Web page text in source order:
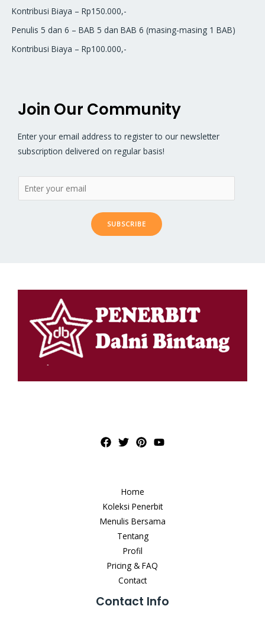
Kontribusi Biaya – Rp150.000,-
Penulis 5 dan 6 – BAB 5 dan BAB 6 (masing-masing 1 BAB)
Kontribusi Biaya – Rp100.000,-
Join Our Community
Enter your email address to register to our newsletter
subscription delivered on regular basis!
SUBSCRIBE
Home
Koleksi Penerbit
Menulis Bersama
Tentang
Profil
Pricing & FAQ
Contact
Contact Info